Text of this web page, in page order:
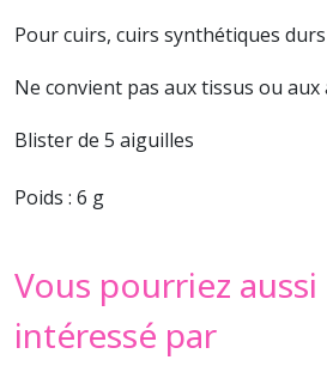
Pour cuirs, cuirs synthétiques
Ne convient pas aux tissus ou aux
Blister de 5 aiguilles
Poids : 6 g
Vous pourriez
intéressé par